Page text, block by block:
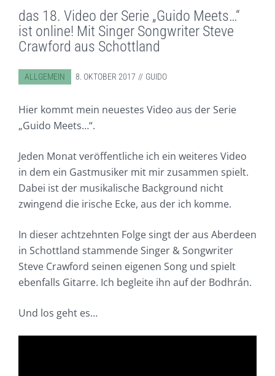
das 18. Video der Serie „Guido Meets…“
ist online! Mit Singer Songwriter Steve
Crawford aus Schottland
ABGELEGT IN:
ALLGEMEIN 8. OKTOBER 2017 GUIDO
Hier kommt mein neuestes Video aus der Serie
„Guido Meets…“.
Jeden Monat veröffentliche ich ein weiteres Video
in dem ein Gastmusiker mit mir zusammen spielt.
Dabei ist der musikalische Background nicht
zwingend die irische Ecke, aus der ich komme.
In dieser achtzehnten Folge singt der aus Aberdeen
in Schottland stammende Singer & Songwriter
Steve Crawford seinen eigenen Song und spielt
ebenfalls Gitarre. Ich begleite ihn auf der Bodhrán.
Und los geht es…